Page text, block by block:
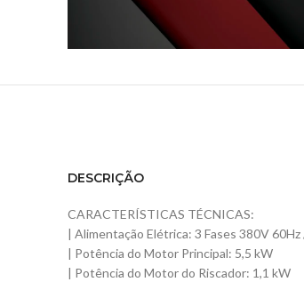
DESCRIÇÃO
CARACTERÍSTICAS TÉCNICAS:
| Alimentação Elétrica: 3 Fases 380V
| Potência do Motor Principal: 5,5 kW
| Potência do Motor do Riscador: 1,1 kW